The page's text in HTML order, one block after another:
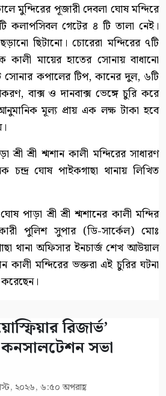
মুন্দিরের পূজারী দেবলা ঘোষ মন্দিরে
কলাপসিবল গেটের ৪ টি তালা নেই।
ছিটানো। চোরেরা মন্দিরের ৭টি
কালী মায়ের হাতের সোনায় বাধানো
সোনার কপালের টিপ, কানের দুল, ৬টি
বাক্স ও দানবাক্স ভেঙ্গে চুরি করে
মূল্য প্রায় এক লক্ষ টাকা হবে
শ্রী শ্মশান কালী মন্দিরের সাধারণ
চন্দ্র ঘোষ পাইকগাছা থানায় লিখিত
পাড়া শ্রী শ্রী শ্মশানের কালী মন্দির
পুলিশ সুপার (ডি-সার্কেল) মোঃ
থানা অফিসার ইনচার্জ শেখ আউয়াল
কালী মন্দিরের ভক্তরা এই চুরির ঘটনা
রিজার্ভ’
সভা
২০২৬, ৬:৫০ অপরাহ্ণ